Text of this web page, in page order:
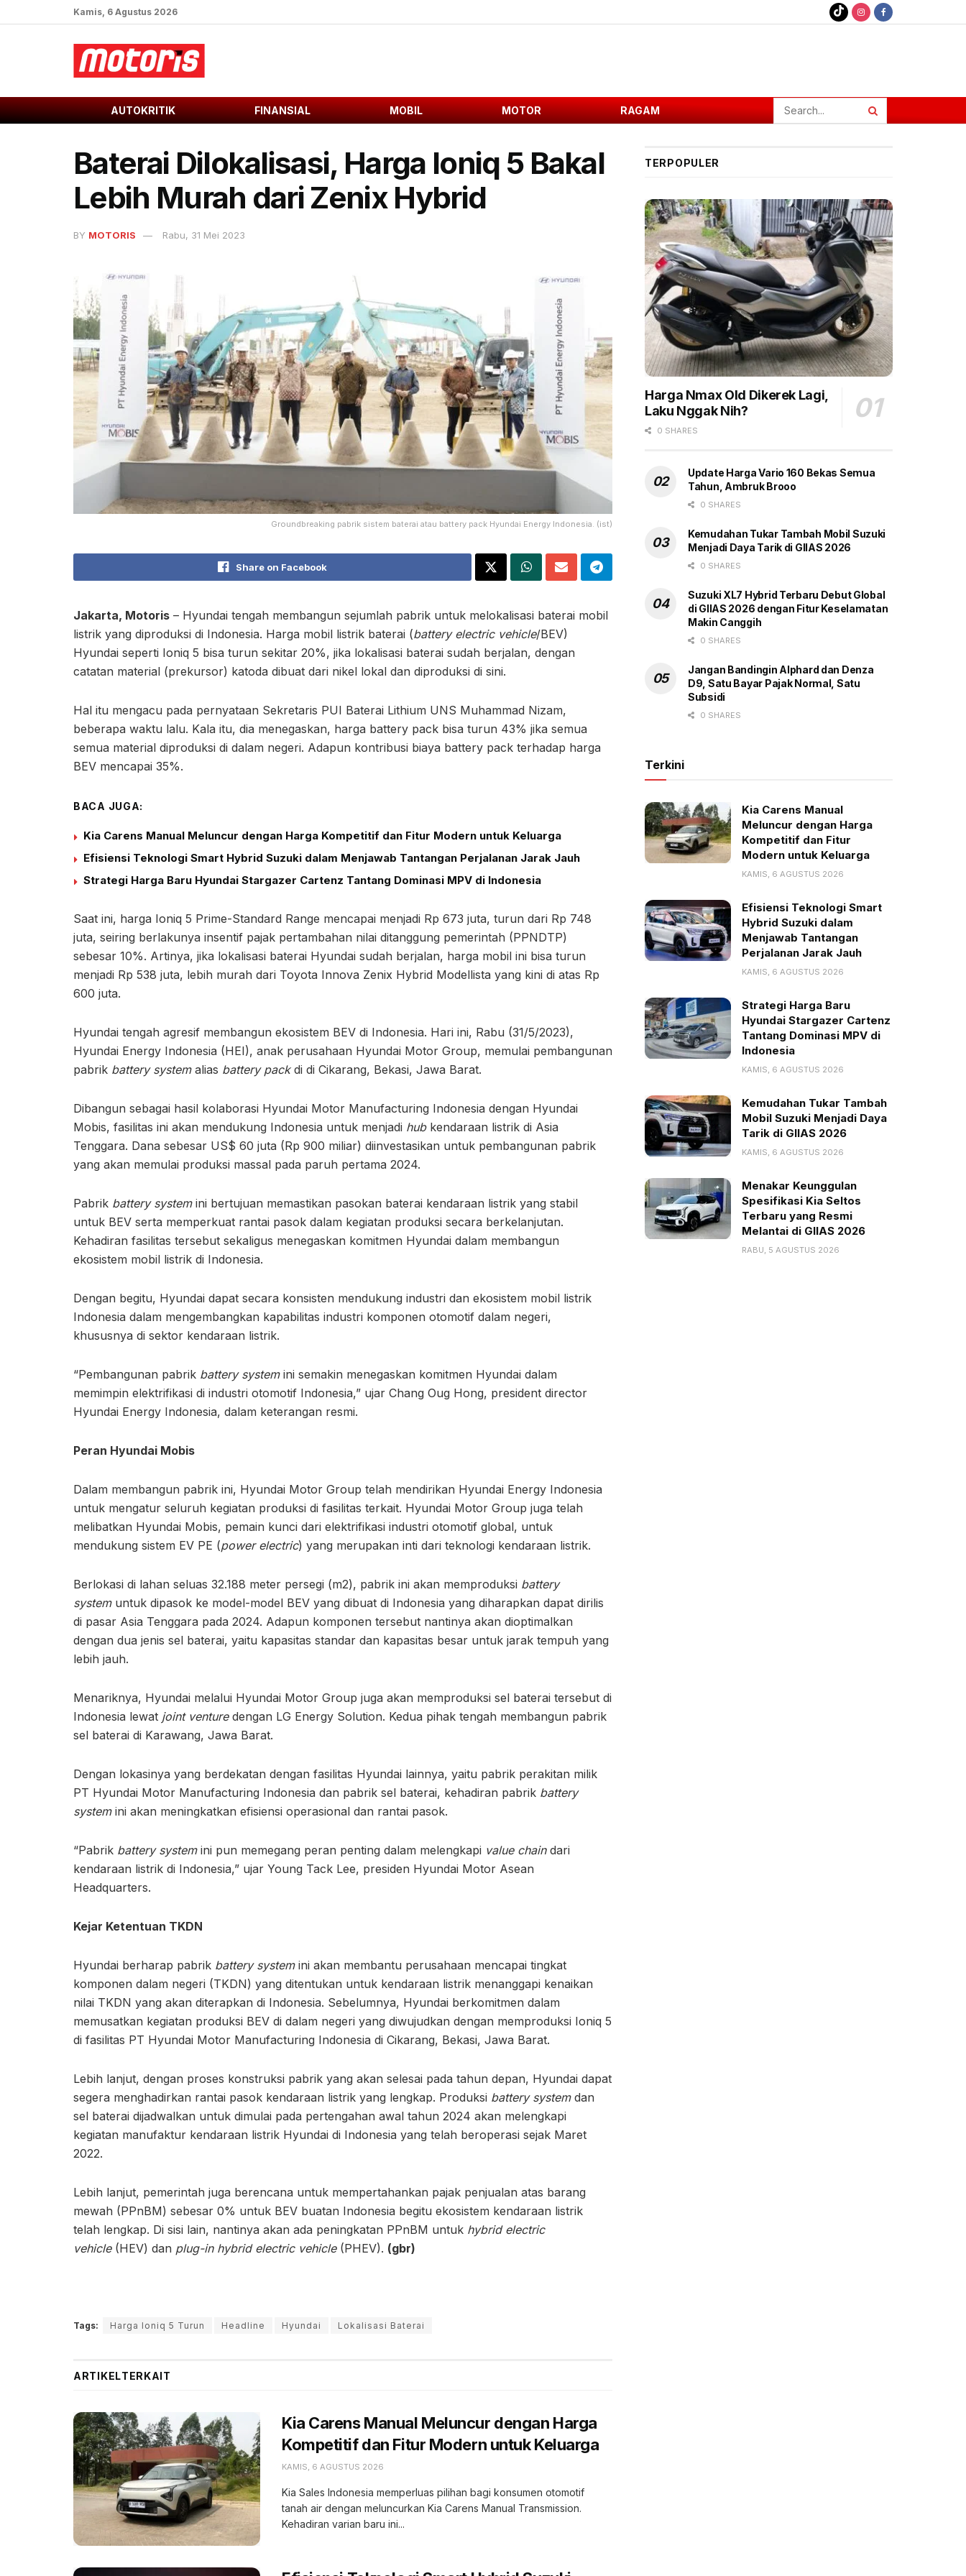
Kamis, 6 Agustus 2026
AUTOKRITIK FINANSIAL MOBIL MOTOR RAGAM
Baterai Dilokalisasi, Harga Ioniq 5 Bakal
Lebih Murah dari Zenix Hybrid
BY MOTORIS Rabu, 31 Mei 2023
Groundbreaking pabrik sistem baterai atau battery pack Hyundai Energy Indonesia. (ist)
Share on Facebook
Jakarta, Motoris – Hyundai tengah membangun sejumlah pabrik untuk melokalisasi baterai mobil
listrik yang diproduksi di Indonesia. Harga mobil listrik baterai (battery electric vehicle/BEV)
Hyundai seperti Ioniq 5 bisa turun sekitar 20%, jika lokalisasi baterai sudah berjalan, dengan
catatan material (prekursor) katoda dibuat dari nikel lokal dan diproduksi di sini.
Hal itu mengacu pada pernyataan Sekretaris PUI Baterai Lithium UNS Muhammad Nizam,
beberapa waktu lalu. Kala itu, dia menegaskan, harga battery pack bisa turun 43% jika semua
semua material diproduksi di dalam negeri. Adapun kontribusi biaya battery pack terhadap harga
BEV mencapai 35%.
BACA JUGA:
Kia Carens Manual Meluncur dengan Harga Kompetitif dan Fitur Modern untuk Keluarga
Efisiensi Teknologi Smart Hybrid Suzuki dalam Menjawab Tantangan Perjalanan Jarak Jauh
Strategi Harga Baru Hyundai Stargazer Cartenz Tantang Dominasi MPV di Indonesia
Saat ini, harga Ioniq 5 Prime-Standard Range mencapai menjadi Rp 673 juta, turun dari Rp 748
juta, seiring berlakunya insentif pajak pertambahan nilai ditanggung pemerintah (PPNDTP)
sebesar 10%. Artinya, jika lokalisasi baterai Hyundai sudah berjalan, harga mobil ini bisa turun
menjadi Rp 538 juta, lebih murah dari Toyota Innova Zenix Hybrid Modellista yang kini di atas Rp
600 juta.
Hyundai tengah agresif membangun ekosistem BEV di Indonesia. Hari ini, Rabu (31/5/2023),
Hyundai Energy Indonesia (HEI), anak perusahaan Hyundai Motor Group, memulai pembangunan
pabrik battery systemalias battery packdi di Cikarang, Bekasi, Jawa Barat.
Dibangun sebagai hasil kolaborasi Hyundai Motor Manufacturing Indonesia dengan Hyundai
Mobis, fasilitas ini akan mendukung Indonesia untuk menjadi hubkendaraan listrik di Asia
Tenggara. Dana sebesar US$ 60 juta (Rp 900 miliar) diinvestasikan untuk pembangunan pabrik
yang akan memulai produksi massal pada paruh pertama 2024.
Pabrik battery systemini bertujuan memastikan pasokan baterai kendaraan listrik yang stabil
untuk BEV serta memperkuat rantai pasok dalam kegiatan produksi secara berkelanjutan.
Kehadiran fasilitas tersebut sekaligus menegaskan komitmen Hyundai dalam membangun
ekosistem mobil listrik di Indonesia.
Dengan begitu, Hyundai dapat secara konsisten mendukung industri dan ekosistem mobil listrik
Indonesia dalam mengembangkan kapabilitas industri komponen otomotif dalam negeri,
khususnya di sektor kendaraan listrik.
“Pembangunan pabrik battery systemini semakin menegaskan komitmen Hyundai dalam
memimpin elektrifikasi di industri otomotif Indonesia,” ujar Chang Oug Hong, president director
Hyundai Energy Indonesia, dalam keterangan resmi.
Peran Hyundai Mobis
Dalam membangun pabrik ini, Hyundai Motor Group telah mendirikan Hyundai Energy Indonesia
untuk mengatur seluruh kegiatan produksi di fasilitas terkait. Hyundai Motor Group juga telah
melibatkan Hyundai Mobis, pemain kunci dari elektrifikasi industri otomotif global, untuk
mendukung sistem EV PE (power electric) yang merupakan inti dari teknologi kendaraan listrik.
Berlokasi di lahan seluas 32.188 meter persegi (m2), pabrik ini akan memproduksi battery
systemuntuk dipasok ke model-model BEV yang dibuat di Indonesia yang diharapkan dapat dirilis
di pasar Asia Tenggara pada 2024. Adapun komponen tersebut nantinya akan dioptimalkan
dengan dua jenis sel baterai, yaitu kapasitas standar dan kapasitas besar untuk jarak tempuh yang
lebih jauh.
Menariknya, Hyundai melalui Hyundai Motor Group juga akan memproduksi sel baterai tersebut di
Indonesia lewat joint venture dengan LG Energy Solution. Kedua pihak tengah membangun pabrik
sel baterai di Karawang, Jawa Barat.
Dengan lokasinya yang berdekatan dengan fasilitas Hyundai lainnya, yaitu pabrik perakitan milik
PT Hyundai Motor Manufacturing Indonesia dan pabrik sel baterai, kehadiran pabrik battery
system ini akan meningkatkan efisiensi operasional dan rantai pasok.
“Pabrik battery systemini pun memegang peran penting dalam melengkapi value chaindari
kendaraan listrik di Indonesia,” ujar Young Tack Lee, presiden Hyundai Motor Asean
Headquarters.
Kejar Ketentuan TKDN
Hyundai berharap pabrik battery systemini akan membantu perusahaan mencapai tingkat
komponen dalam negeri (TKDN) yang ditentukan untuk kendaraan listrik menanggapi kenaikan
nilai TKDN yang akan diterapkan di Indonesia. Sebelumnya, Hyundai berkomitmen dalam
memusatkan kegiatan produksi BEV di dalam negeri yang diwujudkan dengan memproduksi Ioniq 5
di fasilitas PT Hyundai Motor Manufacturing Indonesia di Cikarang, Bekasi, Jawa Barat.
Lebih lanjut, dengan proses konstruksi pabrik yang akan selesai pada tahun depan, Hyundai dapat
segera menghadirkan rantai pasok kendaraan listrik yang lengkap. Produksi battery systemdan
sel baterai dijadwalkan untuk dimulai pada pertengahan awal tahun 2024 akan melengkapi
kegiatan manufaktur kendaraan listrik Hyundai di Indonesia yang telah beroperasi sejak Maret
2022.
Lebih lanjut, pemerintah juga berencana untuk mempertahankan pajak penjualan atas barang
mewah (PPnBM) sebesar 0% untuk BEV buatan Indonesia begitu ekosistem kendaraan listrik
telah lengkap. Di sisi lain, nantinya akan ada peningkatan PPnBM untuk hybrid electric
vehicle(HEV) dan plug-in hybrid electric vehicle(PHEV). (gbr)
Tags: Harga Ioniq 5 Turun Headline Hyundai Lokalisasi Baterai
ARTIKELTERKAIT
Kia Carens Manual Meluncur dengan Harga
Kompetitif dan Fitur Modern untuk Keluarga
KAMIS, 6 AGUSTUS 2026
Kia Sales Indonesia memperluas pilihan bagi konsumen otomotif
tanah air dengan meluncurkan Kia Carens Manual Transmission.
Kehadiran varian baru ini...
TERPOPULER
Harga Nmax Old Dikerek Lagi,
Laku Nggak Nih?
0 SHARES
Update Harga Vario 160 Bekas Semua
Tahun, Ambruk Brooo
0 SHARES
Kemudahan Tukar Tambah Mobil Suzuki
Menjadi Daya Tarik di GIIAS 2026
0 SHARES
Suzuki XL7 Hybrid Terbaru Debut Global
di GIIAS 2026 dengan Fitur Keselamatan
Makin Canggih
0 SHARES
Jangan Bandingin Alphard dan Denza
D9, Satu Bayar Pajak Normal, Satu
Subsidi
0 SHARES
Terkini
Kia Carens Manual
Meluncur dengan Harga
Kompetitif dan Fitur
Modern untuk Keluarga
KAMIS, 6 AGUSTUS 2026
Efisiensi Teknologi Smart
Hybrid Suzuki dalam
Menjawab Tantangan
Perjalanan Jarak Jauh
KAMIS, 6 AGUSTUS 2026
Strategi Harga Baru
Hyundai Stargazer Cartenz
Tantang Dominasi MPV di
Indonesia
KAMIS, 6 AGUSTUS 2026
Kemudahan Tukar Tambah
Mobil Suzuki Menjadi Daya
Tarik di GIIAS 2026
KAMIS, 6 AGUSTUS 2026
Menakar Keunggulan
Spesifikasi Kia Seltos
Terbaru yang Resmi
Melantai di GIIAS 2026
RABU, 5 AGUSTUS 2026